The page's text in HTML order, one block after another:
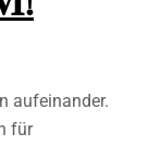
aufeinander.
für